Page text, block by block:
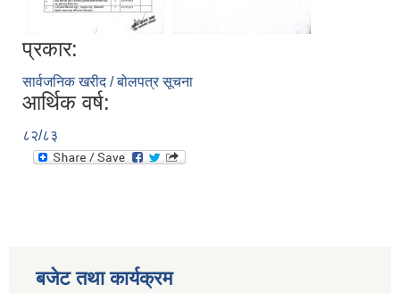
प्रकार:
सार्वजनिक खरीद / बोलपत्र सूचना
आर्थिक वर्ष:
८२/८३
बजेट तथा कार्यक्रम